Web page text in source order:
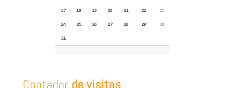
17 18 19 20 21 22 23
24 25 26 27 28 29 30
31